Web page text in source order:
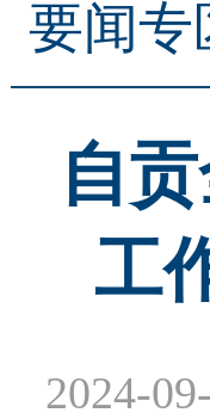
要闻专
自
工
2024-